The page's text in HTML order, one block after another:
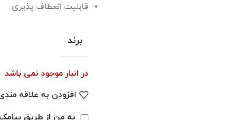
قابلیت انعطاف پذیری
برند
در انبار موجود نمی باشد
افزودن به علاقه
به من از طریق